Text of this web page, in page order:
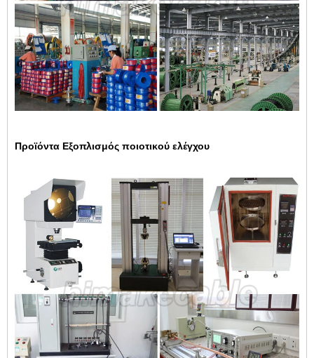
Προϊόντα Εξοπλισμός ποιοτικού ελέγχου